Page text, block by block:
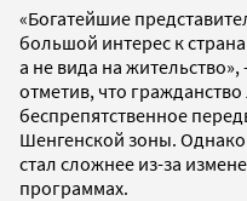
«Богатейшие
большой интерес к
а не вида на
отметив, что
беспрепятственное
Шенгенской зоны. Однако
стал сложнее из-за
программах.